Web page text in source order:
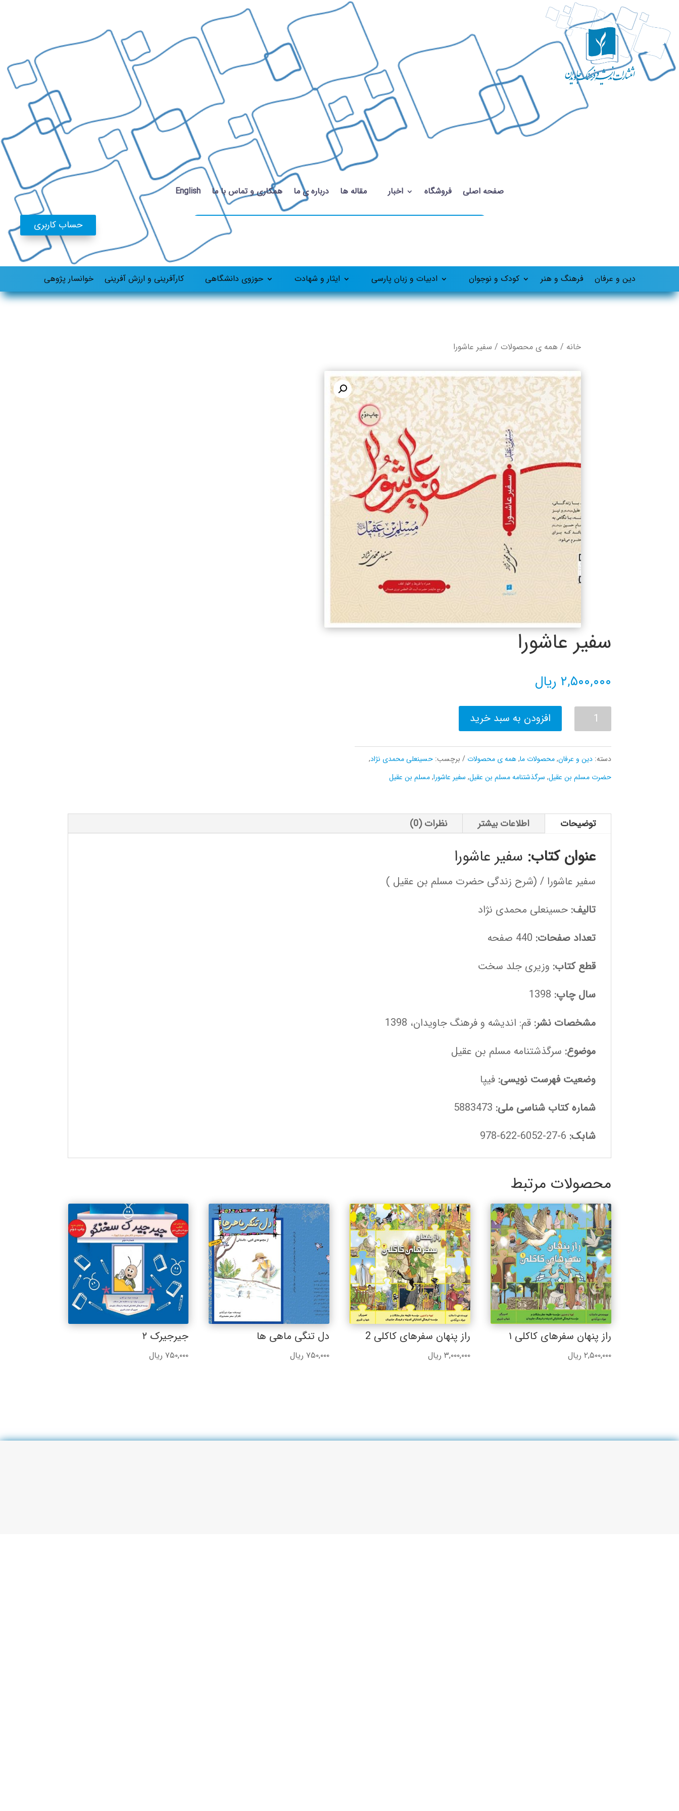
صفحه اصلی فروشگاه اخبار مقاله ها درباره ی ما همکاری و تماس با ما English
حساب کاربری
دین و عرفان فرهنگ و هنر کودک و نوجوان ادبیات و زبان پارسی ایثار و شهادت حوزوی دانشگاهی کارآفرینی و ارزش آفرینی خوانسار پژوهی
خانه / همه ی محصولات/ سفیر عاشورا
سفیر عاشورا
۲,۵۰۰,۰۰۰ ریال
سفیر
عاشورا
عدد
افزودن به سبد خرید
دسته:دین و عرفان,محصولات ما,همه ی محصولات برچسب:حسینعلی محمدی نژاد,
حضرت مسلم بن عقیل, سرگذشتنامه مسلم بن عقیل, سفیر عاشورا,مسلم بن عقیل
توضیحات اطلاعات بیشتر نظرات (0)
عنوان کتاب: سفیر عاشورا
سفیر عاشورا / (شرح زندگی حضرت مسلم بن عقیل )
تالیف: حسینعلی محمدی نژاد
تعداد صفحات:
قطع کتاب: وزیری جلد سخت
سال چاپ:
مشخصات نشر: قم: اندیشه و فرهنگ جاویدان، 1398
موضوع: سرگذشتنامه مسلم بن عقیل
وضعیت فهرست نویسی: فیپا
شماره کتاب شناسی ملی:
شابک:
محصولات مرتبط
راز پنهان سفرهای کاکلی ۱
۲,۵۰۰,۰۰۰ ریال
راز پنهان سفرهای کاکلی 2
۳,۰۰۰,۰۰۰ ریال
دل تنگی ماهی ها
۷۵۰,۰۰۰ ریال
جیرجیرک ۲
۷۵۰,۰۰۰ ریال